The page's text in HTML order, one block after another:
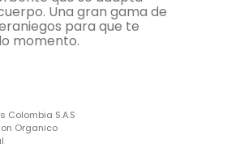
Una gran gama de
para que te
momento.
Colombia S.A.S
Organico